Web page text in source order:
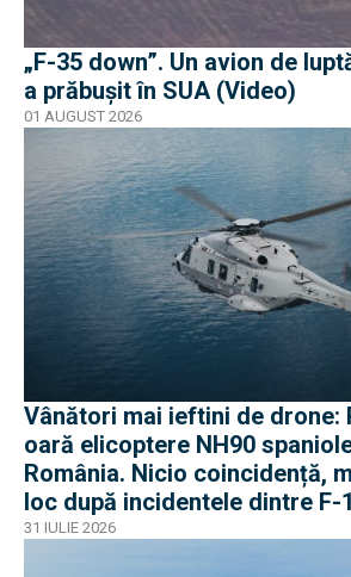
„F-35 down”. Un avion de
a prăbușit în SUA (Video)
01 AUGUST 2026
Vânători mai ieftini de drone:
oară elicoptere NH90
România. Nicio coincidență,
loc după incidentele dintre F-
dronele ruse
31 IULIE 2026